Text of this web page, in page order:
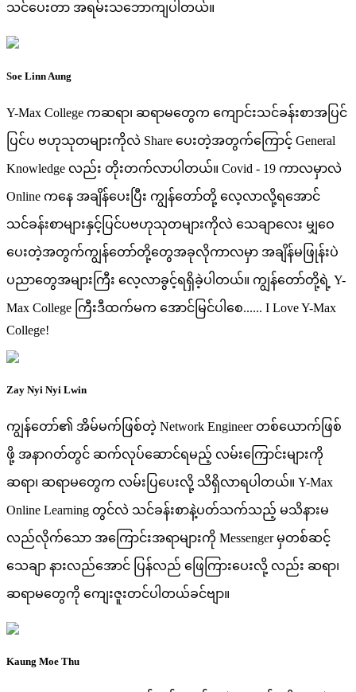
သင်ပေးတာ အရမ်းသဘောကျပါတယ်။
Soe Linn Aung
Y-Max College ကဆရာ၊ ဆရာမတွေက ကျောင်းသင်ခန်းစာအပြင်
ပြင်ပ ဗဟုသုတများကိုလဲ Share ပေးတဲ့အတွက်ကြောင့် General
Knowledge လည်း တိုးတက်လာပါတယ်။ Covid - 19 ကာလမှာလဲ
Online ကနေ အချိန်ပေးပြီး ကျွန်တော်တို့ လေ့လာလို့ရအောင်
သင်ခန်းစာများနှင့်ပြင်ပဗဟုသုတများကိုလဲ သေချာလေး မျှဝေ
ပေးတဲ့အတွက်ကျွန်တော်တို့တွေအခုလိုကာလမှာ အချိန်မဖြုန်းပဲ
ပညာတွေအများကြီး လေ့လာခွင့်ရရှိခဲ့ပါတယ်။ ကျွန်တော်တို့ရဲ့ Y-
Max College ကြီးဒီထက်မက အောင်မြင်ပါစေ...... I Love Y-Max
College!
Zay Nyi Nyi Lwin
ကျွန်တော်၏ အိမ်မက်ဖြစ်တဲ့ Network Engineer တစ်ယောက်ဖြစ်
ဖို့ အနာဂတ်တွင် ဆက်လုပ်ဆောင်ရမည့် လမ်းကြောင်းများကို
ဆရာ၊ ဆရာမတွေက လမ်းပြပေးလို့ သိရှိလာရပါတယ်။ Y-Max
Online Learning တွင်လဲ သင်ခန်းစာနဲ့ပတ်သက်သည့် မသိနားမ
လည်လိုက်သော အကြောင်းအရာများကို Messenger မှတစ်ဆင့်
သေချာ နားလည်အောင် ပြန်လည် ဖြေကြားပေးလို့ လည်း ဆရာ၊
ဆရာမတွေကို ကျေးဇူးတင်ပါတယ်ခင်ဗျာ။
Kaung Moe Thu